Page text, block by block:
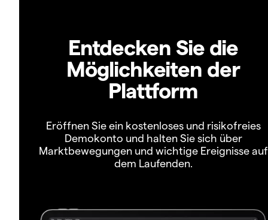
Entdecken Sie die
Möglichkeiten der
Plattform
Eröffnen Sie ein kostenloses und risikofreies
Demokonto und halten Sie sich über
Marktbewegungen und wichtige Ereignisse auf
dem Laufenden.